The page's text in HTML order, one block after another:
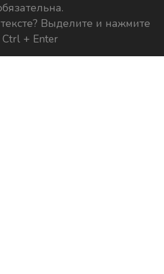
Выделите и нажмите
Ctrl + Enter